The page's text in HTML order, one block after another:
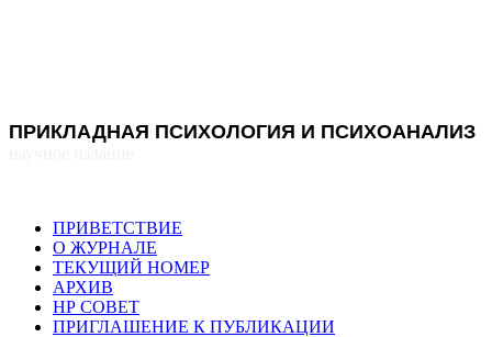
ПРИКЛАДНАЯ ПСИХОЛОГИЯ И ПСИХОАНАЛИЗ
ПРИВЕТСТВИЕ
О ЖУРНАЛЕ
ТЕКУЩИЙ НОМЕР
АРХИВ
НР СОВЕТ
ПРИГЛАШЕНИЕ К ПУБЛИКАЦИИ